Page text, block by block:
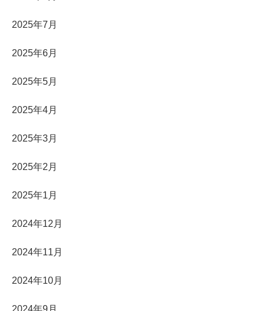
2025年7月
2025年6月
2025年5月
2025年4月
2025年3月
2025年2月
2025年1月
2024年12月
2024年11月
2024年10月